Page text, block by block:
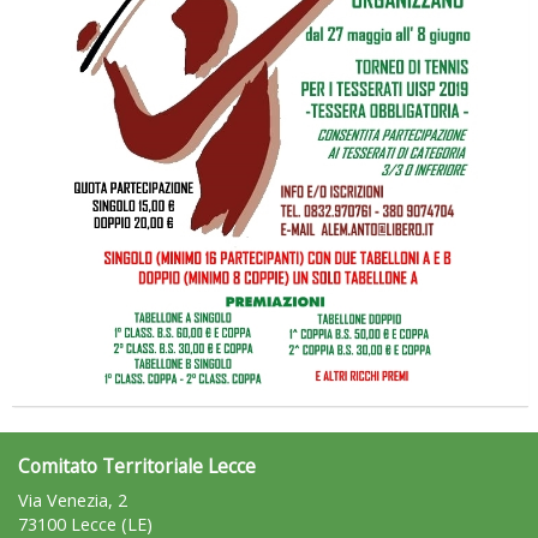
Tiziano Pesce a Radio InBlu2000 traccia il bilancio della stagione
Comitato Territoriale Lecce
Via Venezia, 2
73100 Lecce (LE)